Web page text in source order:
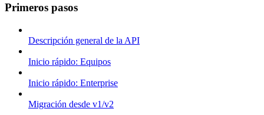
Primeros pasos
Descripción general de la API
Inicio rápido: Equipos
Inicio rápido: Enterprise
Migración desde v1/v2